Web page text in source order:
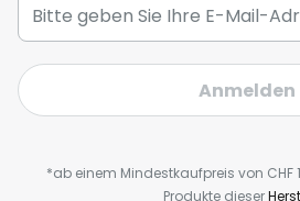
Anmelden
*ab einem Mindestkaufpreis von CHF
Produkte dieser